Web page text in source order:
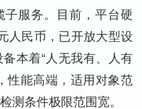
服务。目前，平台硬
人民币，已开放大型设
本着“人无我有、人有
性能高端，适用对象范
测条件极限范围宽。